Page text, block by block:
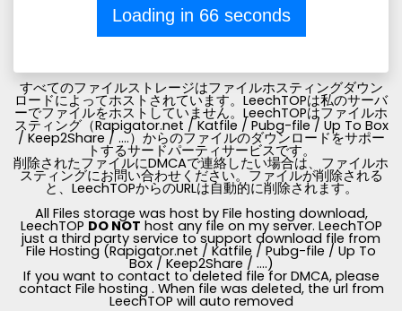
Loading in 66seconds
すべてのファイルストレージはファイルホスティングダウン
ロードによってホストされています。LeechTOPは私のサーバ
ーでファイルをホストしていません。LeechTOPはファイルホ
スティング（Rapigator.net / Katfile / Pubg-file / Up To Box
/ Keep2Share / ....）からのファイルのダウンロードをサポー
トするサードパーティサービスです。
削除されたファイルにDMCAで連絡したい場合は、ファイルホ
スティングにお問い合わせください。ファイルが削除される
と、LeechTOPからのURLは自動的に削除されます。
All Files storage was host by File hosting download,
LeechTOP DO NOT host any file on my server. LeechTOP
just a third party service to support download file from
File Hosting (Rapigator.net / Katfile / Pubg-file / Up To
Box / Keep2Share / ....)
If you want to contact to deleted file for DMCA, please
contact File hosting . When file was deleted, the url from
LeechTOP will auto removed